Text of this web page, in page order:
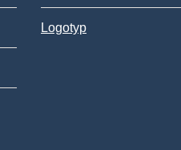
Logotyp